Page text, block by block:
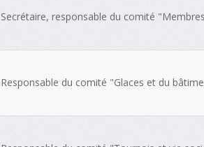
Secrétaire, responsable du comité
Responsable du comité "Glaces et du